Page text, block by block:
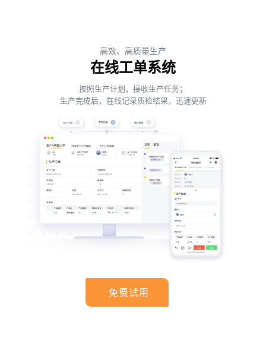
高效、高质量生产
在线工单系统
按照生产计划，接收生产任务；
生产完成后，在线记录质检结果，迅速更新
免费试用